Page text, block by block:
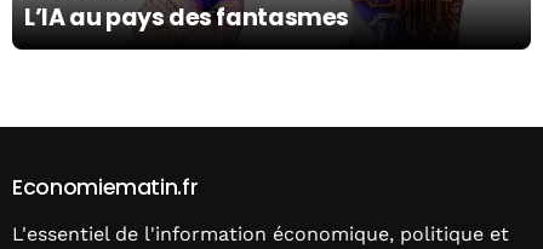
L’IA au pays des fantasmes
Economiematin.fr
L'essentiel de l'information économique, politique et